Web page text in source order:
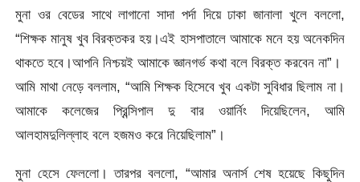
মুনা ওর বেডের সাথে লাগানো সাদা পর্দা দিয়ে ঢাকা জানালা খুলে বললো,
“শিক্ষক মানুষ খুব বিরক্তকর হয়।এই হাসপাতালে আমাকে মনে হয় অনেকদিন
থাকতে হবে।আপনি নিশ্চয়ই আমাকে জ্ঞানগর্ভ কথা বলে বিরক্ত করবেন না”।
আমি মাথা নেড়ে বললাম, “আমি শিক্ষক হিসেবে খুব একটা সুবিধার ছিলাম না।
আমাকে কলেজের প্রিন্সিপাল দু বার ওয়ার্নিং দিয়েছিলেন, আমি
আলহামদুলিল্লাহ বলে হজমও করে নিয়েছিলাম”।
মুনা হেসে ফেললো। তারপর বললো, “আমার অনার্স শেষ হয়েছে কিছুদিন